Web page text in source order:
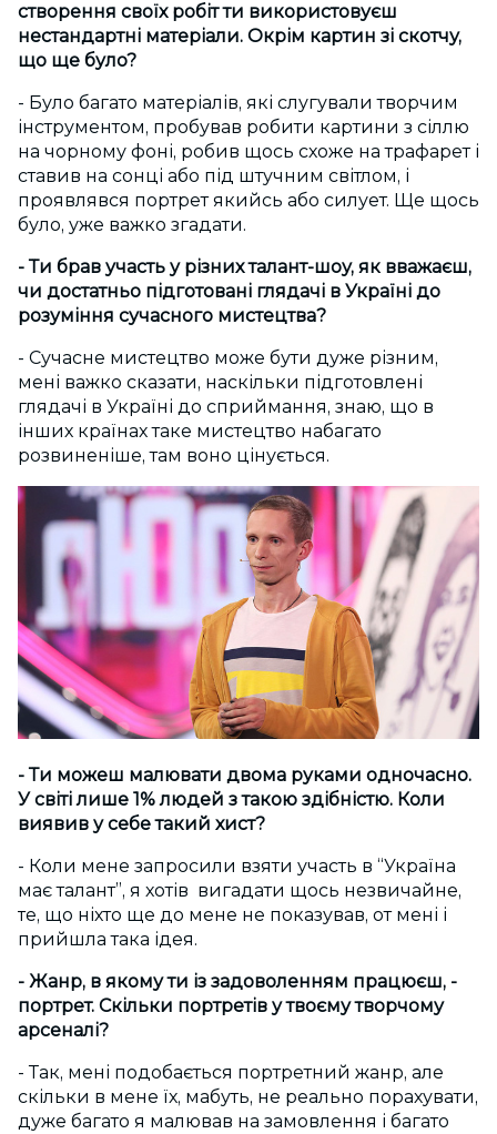
створення своїх робіт ти використовуєш
нестандартні матеріали. Окрім картин зі скотчу,
що ще було?
- Було багато матеріалів, які слугували творчим
інструментом, пробував робити картини з сіллю
на чорному фоні, робив щось схоже на трафарет і
ставив на сонці або під штучним світлом, і
проявлявся портрет якийсь або силует. Ще щось
було, уже важко згадати.
- Ти брав участь у різних талант-шоу, як вважаєш,
чи достатньо підготовані глядачі в Україні до
розуміння сучасного мистецтва?
- Сучасне мистецтво може бути дуже різним,
мені важко сказати, наскільки підготовлені
глядачі в Україні до сприймання, знаю, що в
інших країнах таке мистецтво набагато
розвиненіше, там воно цінується.
- Ти можеш малювати двома руками одночасно.
У світі лише 1% людей з такою здібністю. Коли
виявив у себе такий хист?
- Коли мене запросили взяти участь в “Україна
має талант”, я хотів вигадати щось незвичайне,
те, що ніхто ще до мене не показував, от мені і
прийшла така ідея.
- Жанр, в якому ти із задоволенням працюєш, -
портрет. Скільки портретів у твоєму творчому
арсеналі?
- Так, мені подобається портретний жанр, але
скільки в мене їх, мабуть, не реально порахувати,
дуже багато я малював на замовлення і багато